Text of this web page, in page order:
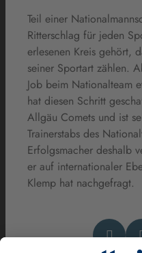
Teil einer
Ritterschlag für jeden
erlesenen Kreis gehört,
seiner Sportart zählen.
Job beim Nationalteam
hat diesen Schritt
Allgäu Comets und ist
Trainerstabs des
Erfolgsmacher deshalb
er auf internationaler
Klemp hat nachgefragt.